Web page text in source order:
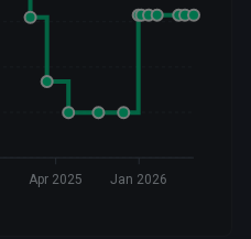
Apr 2025 Jan 2026